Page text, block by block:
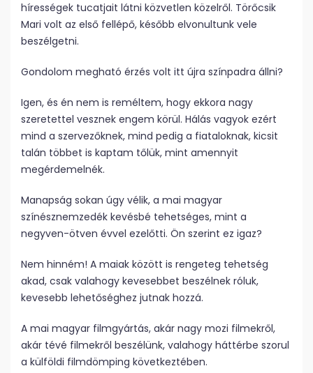
hírességek tucatjait látni közvetlen közelről. Törőcsik
Mari volt az első fellépő, később elvonultunk vele
beszélgetni.
Gondolom megható érzés volt itt újra színpadra állni?
Igen, és én nem is reméltem, hogy ekkora nagy
szeretettel vesznek engem körül. Hálás vagyok ezért
mind a szervezőknek, mind pedig a fiataloknak, kicsit
talán többet is kaptam tőlük, mint amennyit
megérdemelnék.
Manapság sokan úgy vélik, a mai magyar
színésznemzedék kevésbé tehetséges, mint a
negyven-ötven évvel ezelőtti. Ön szerint ez igaz?
Nem hinném! A maiak között is rengeteg tehetség
akad, csak valahogy kevesebbet beszélnek róluk,
kevesebb lehetőséghez jutnak hozzá.
A mai magyar filmgyártás, akár nagy mozi filmekről,
akár tévé filmekről beszélünk, valahogy háttérbe szorul
a külföldi filmdömping következtében.